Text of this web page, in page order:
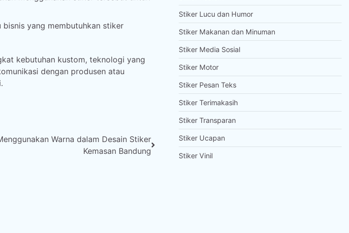
yang membutuhkan stiker
kebutuhan kustom, teknologi yang
dengan produsen atau
Warna dalam Desain Stiker
Kemasan Bandung
Stiker Lucu dan Humor
Stiker Makanan dan Minuman
Stiker Media Sosial
Stiker Motor
Stiker Pesan Teks
Stiker Terimakasih
Stiker Transparan
Stiker Ucapan
Stiker Vinil